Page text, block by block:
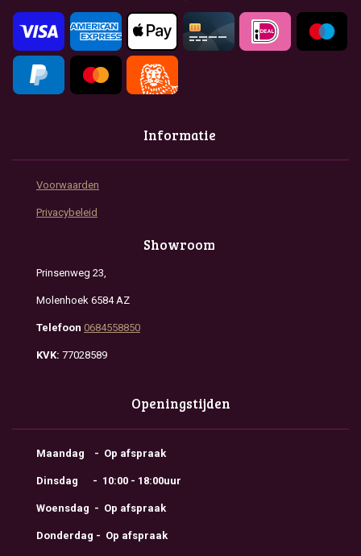
k
a
m
p
Informatie
Voorwaarden
Privacybeleid
Showroom
Prinsenweg 23,
Molenhoek 6584 AZ
Telefoon 0684558850
KVK: 77028589
Openingstijden
Maandag - Op afspraak
Dinsdag - 10:00 - 18:00uur
Woensdag - Op afspraak
Donderdag - Op afspraak